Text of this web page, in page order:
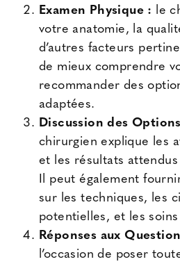
Examen Physique : le
votre anatomie, la
d’autres facteurs
de mieux comprendre
recommander des
adaptées.
Discussion des
chirurgien explique les
et les résultats
Il peut également
sur les techniques, les
potentielles, et les
Réponses aux
l’occasion de poser